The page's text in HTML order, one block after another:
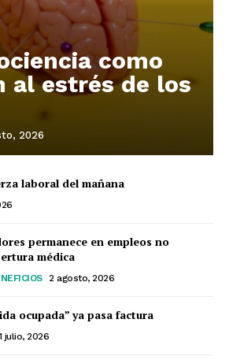
como
al estrés de los
2026
laboral del mañana
permanece en empleos no
médica
2 agosto, 2026
ocupada” ya pasa factura
julio, 2026